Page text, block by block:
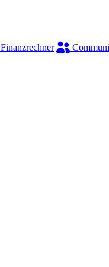
Finanzrechner